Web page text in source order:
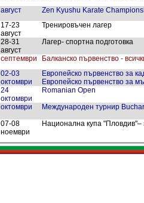
август
Zen Kyushu Karate
17-23
август
Тренировъчен лагер
28-31
август
Лагер- спортна подготовка
септември
Балканско първенство -
02-03
октомври
Европейско първенство за
Европейско първенство за
24
октомври
Romanian Open
октомври
Международен турнир
07-08
ноември
Национална купа "Пловдив"–